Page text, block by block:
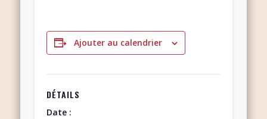
Ajouter au calendrier
DÉTAILS
Date :